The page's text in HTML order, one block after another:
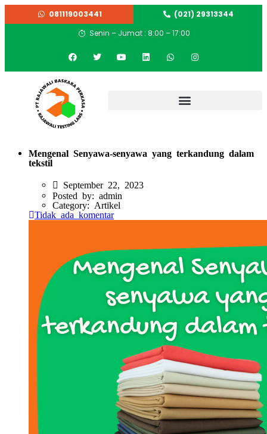
081119003441
(021) 29313344
Senin – Jumat : 8:00 – 17:00
Mengenal Senyawa-senyawa yang terkandung dalam
tekstil
September 22, 2023
Posted by: admin
Category:
Artikel
Tidak ada komentar